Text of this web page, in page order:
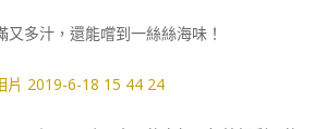
又多汁，還能嚐到一絲絲海味！